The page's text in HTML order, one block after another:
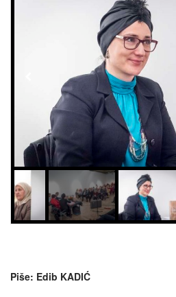
Piše: Edib KADIĆ